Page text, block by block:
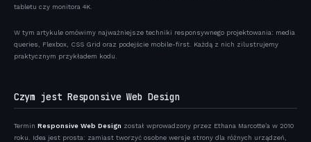
tabletu czy monitora 4K.
W tym artykule omówimy najważniejsze techniki responsywnego projektowania: media
queries, Flexbox, CSS Grid oraz podejście mobile-first. Każdą z nich zilustrujemy
praktycznym przykładem kodu.
Czym jest Responsive Web Design
Termin Responsive Web Design został wprowadzony przez Ethana Marcotte’a w 2010
roku. Idea jest prosta: zamiast tworzyć osobne wersje strony dla różnych urządzeń,